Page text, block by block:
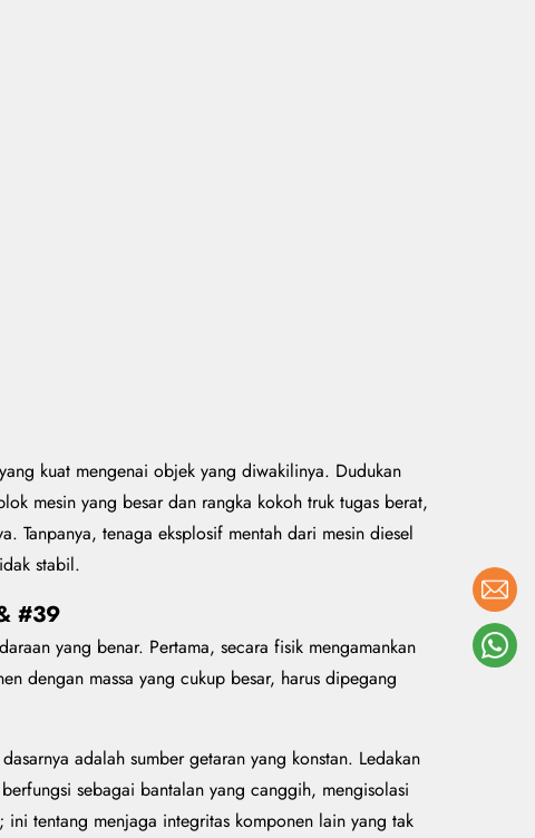
kuat mengenai objek yang diwakilinya. Dudukan
mesin yang besar dan rangka kokoh truk tugas berat,
Tanpanya, tenaga eksplosif mentah dari mesin diesel
stabil.
#39
yang benar. Pertama, secara fisik mengamankan
dengan massa yang cukup besar, harus dipegang
adalah sumber getaran yang konstan. Ledakan
sebagai bantalan yang canggih, mengisolasi
tentang menjaga integritas komponen lain yang tak